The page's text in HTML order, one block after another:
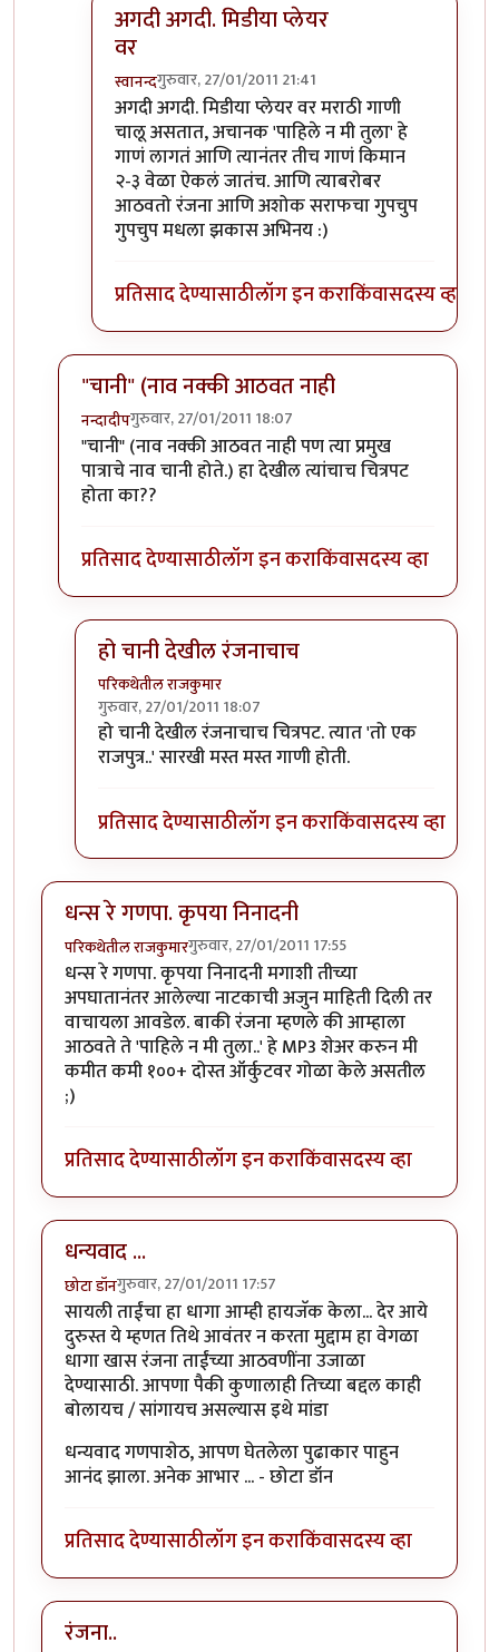
अगदी अगदी. मिडीया प्लेयर
वर
स्वानन्दगुरुवार, 27/01/2011 21:41
In reply toती ज्या पद्धतीने अशोक सराफला
अगदी अगदी. मिडीया प्लेयर वर मराठी गाणी
चालू असतात, अचानक 'पाहिले न मी तुला' हे
गाणं लागतं आणि त्यानंतर तीच गाणं किमान
२-३ वेळा ऐकलं जातंच. आणि त्याबरोबर
आठवतो रंजना आणि अशोक सराफचा गुपचुप
गुपचुप मधला झकास अभिनय :)
प्रतिसाद देण्यासाठीलॉग इन कराकिंवासदस्य व्हा
"चानी" (नाव नक्की आठवत नाही
नन्दादीपगुरुवार, 27/01/2011 18:07
In reply toअवखळbyगवि
"चानी" (नाव नक्की आठवत नाही पण त्या प्रमुख
पात्राचे नाव चानी होते.) हा देखील त्यांचाच चित्रपट
होता का??
प्रतिसाद देण्यासाठीलॉग इन कराकिंवासदस्य व्हा
हो चानी देखील रंजनाचाच
परिकथेतील राजकुमार
गुरुवार, 27/01/2011 18:07
In reply to"चानी" (नाव नक्की आठवत नाहीby
हो चानी देखील रंजनाचाच चित्रपट. त्यात 'तो एक
राजपुत्र..' सारखी मस्त मस्त गाणी होती.
प्रतिसाद देण्यासाठीलॉग इन कराकिंवासदस्य व्हा
धन्स रे गणपा. कृपया निनादनी
परिकथेतील राजकुमारगुरुवार, 27/01/2011 17:55
धन्स रे गणपा. कृपया निनादनी मगाशी तीच्या
अपघातानंतर आलेल्या नाटकाची अजुन माहिती दिली तर
वाचायला आवडेल. बाकी रंजना म्हणले की आम्हाला
आठवते ते 'पाहिले न मी तुला..' हे MP3 शेअर करुन मी
कमीत कमी १००+ दोस्त ऑर्कुटवर गोळा केले असतील
;)
प्रतिसाद देण्यासाठीलॉग इन कराकिंवासदस्य व्हा
धन्यवाद ...
छोटा डॉनगुरुवार, 27/01/2011 17:57
सायली ताईंचा हा धागा आम्ही हायजॅक केला... देर आये
दुरुस्त ये म्हणत तिथे आवंतर न करता मुद्दाम हा वेगळा
धागा खास रंजना ताईंच्या आठवणींना उजाळा
देण्यासाठी. आपणा पैकी कुणालाही तिच्या बद्दल काही
बोलायच / सांगायच असल्यास इथे मांडा
धन्यवाद गणपाशेठ, आपण घेतलेला पुढाकार पाहुन
आनंद झाला. अनेक आभार ... - छोटा डॉन
प्रतिसाद देण्यासाठीलॉग इन कराकिंवासदस्य व्हा
रंजना..